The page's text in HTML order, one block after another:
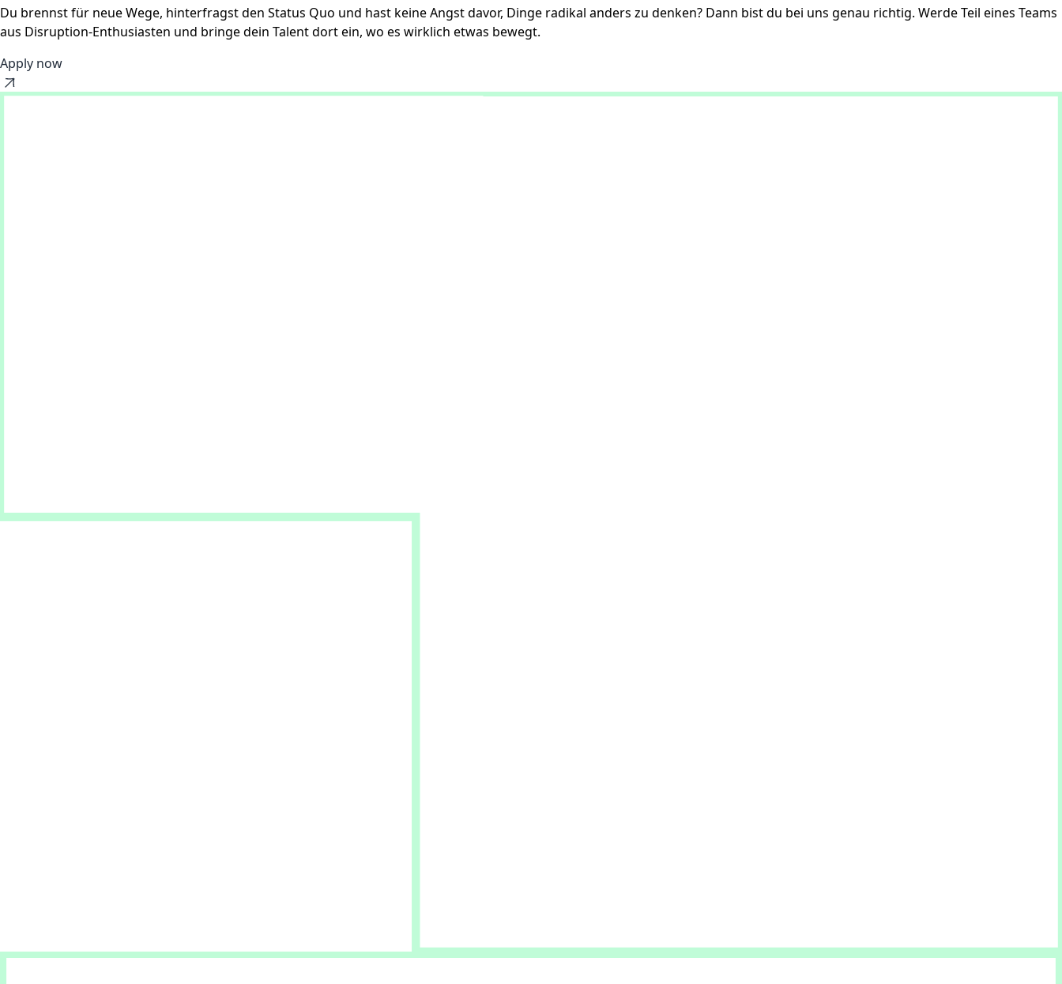
Du brennst für neue Wege, hinterfragst den Status Quo und hast keine Angst davor, Dinge radikal anders zu denken? Dann bist du bei uns genau richtig. Werde Teil eines Teams
aus Disruption-Enthusiasten und bringe dein Talent dort ein, wo es wirklich etwas bewegt.
Apply now